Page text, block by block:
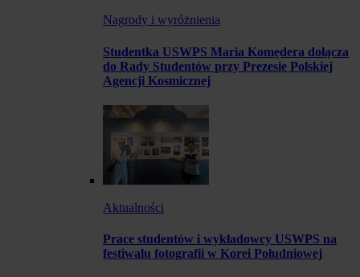
Nagrody i wyróżnienia
Studentka USWPS Maria Komędera dołącza
do Rady Studentów przy Prezesie Polskiej
Agencji Kosmicznej
Aktualności
Prace studentów i wykładowcy USWPS na
festiwalu fotografii w Korei Południowej